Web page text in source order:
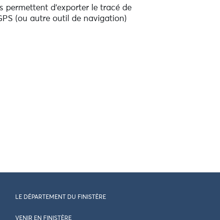
permettent d'exporter le tracé de
(ou autre outil de navigation)
LE DÉPARTEMENT DU FINISTÈRE
VENIR EN FINISTÈRE